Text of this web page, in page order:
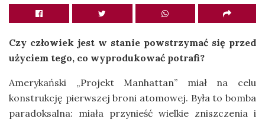
Czy człowiek jest w stanie powstrzymać się przed
użyciem tego, co wyprodukować potrafi?
Amerykański „Projekt Manhattan” miał na celu
konstrukcję pierwszej broni atomowej. Była to bomba
paradoksalna: miała przynieść wielkie zniszczenia i